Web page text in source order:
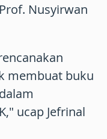
Nusyirwan
membuat buku
ucap Jefrinal